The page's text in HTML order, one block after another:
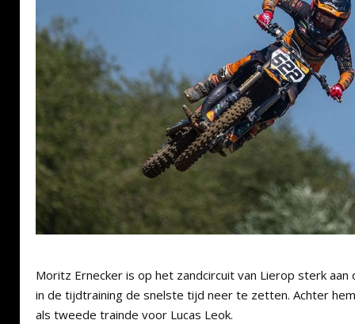
Moritz Ernecker is op het zandcircuit van Lierop sterk
in de tijdtraining de snelste tijd neer te zetten. Achter
als tweede trainde voor Lucas Leok.